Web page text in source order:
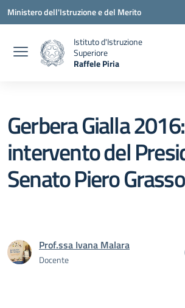
Vai ai contenuti
Vai al menu di navigazione
Vai al footer
Ministero dell'Istruzione e del Merito
Istituto d'Istruzione
Superiore
Raffele Piria
Gerbera Gialla 2016:
intervento del
Senato Piero Grasso
Prof.ssa Ivana Malara
Docente